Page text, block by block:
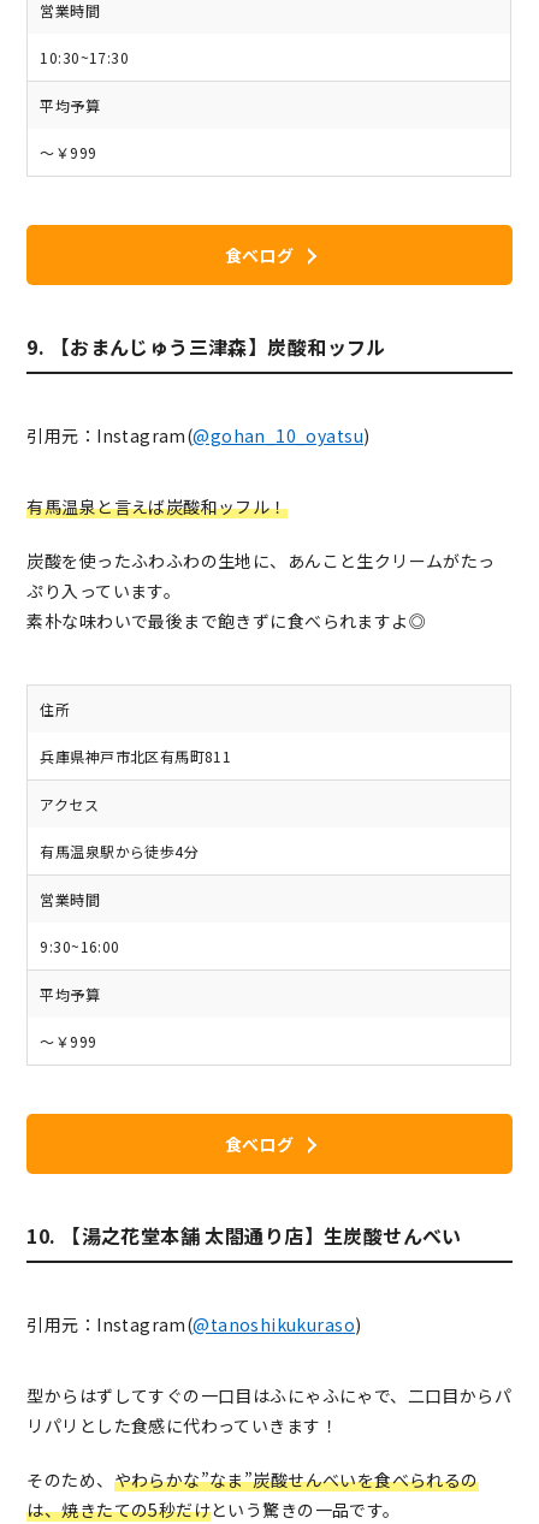
営業時間
10:30~17:30
平均予算
～￥999
食べログ
9. 【おまんじゅう三津森】炭酸和ッフル
引用元：Instagram(@gohan_10_oyatsu)
有馬温泉と言えば炭酸和ッフル！
炭酸を使ったふわふわの生地に、あんこと生クリームがたっ
ぷり入っています。
素朴な味わいで最後まで飽きずに食べられますよ◎
住所
兵庫県神戸市北区有馬町811
アクセス
有馬温泉駅から徒歩4分
営業時間
9:30~16:00
平均予算
～￥999
食べログ
10. 【湯之花堂本舗 太閤通り店】生炭酸せんべい
引用元：Instagram(@tanoshikukuraso)
型からはずしてすぐの一口目はふにゃふにゃで、二口目からパ
リパリとした食感に代わっていきます！
そのため、 やわらかな”なま”炭酸せんべいを食べられるの
は、焼きたての5秒だけという驚きの一品です。